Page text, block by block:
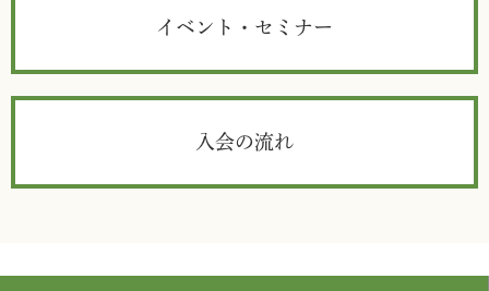
イベント・セミナー
入会の流れ